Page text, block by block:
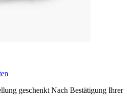
geschenkt Nach Bestätigung Ihrer